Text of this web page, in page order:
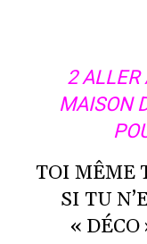
2 ALLER
MAISON
TOI MÊME
SI TU
«